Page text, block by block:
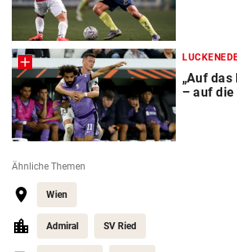
„Auf das
– auf die
Ähnliche Themen
Wien
Admiral SV Ried